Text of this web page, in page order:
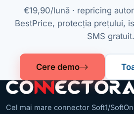
€19,90/lună · repricing
BestPrice, protecția prețului,
SMS gratuit.
Cere demo
Cel mai mare connector Soft1/